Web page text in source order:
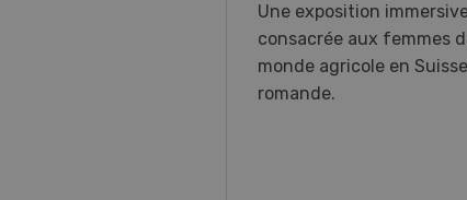
Une exposition
consacrée aux femmes
monde agricole en Suisse
romande.